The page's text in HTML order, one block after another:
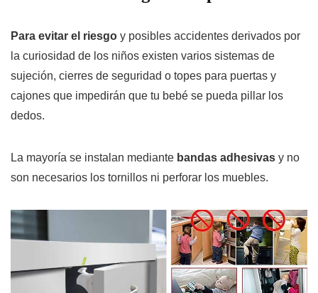
Para evitar el riesgo y posibles accidentes derivados por
la curiosidad de los niños existen varios sistemas de
sujeción, cierres de seguridad o topes para puertas y
cajones que impedirán que tu bebé se pueda pillar los
dedos.
La mayoría se instalan mediante bandas adhesivas y no
son necesarios los tornillos ni perforar los muebles.